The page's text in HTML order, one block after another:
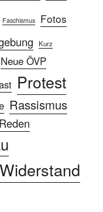
Faschismus Fotos
Kurz
Neue ÖVP
Protest
Rassismus
Reden
Widerstand